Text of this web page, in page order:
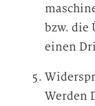
bzw. die
einen
Werden